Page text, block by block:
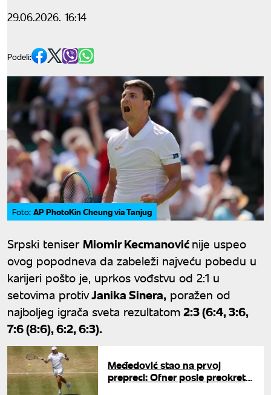
29.06.2026. 16:14
Podeli:
Foto: AP PhotoKin Cheung via Tanjug
Srpski teniserMiomir Kecmanovićnije uspeo
ovog popodneva da zabeleži najveću pobedu u
karijeri pošto je, uprkos vođstvu od 2:1 u
setovima protivJanika Sinera, poražen od
najboljeg igrača sveta rezultatom2:3 (6:4, 3:6,
7:6 (8:6), 6:2, 6:3).
Međedović stao na prvoj
prepreci: Ofner posle preokreta